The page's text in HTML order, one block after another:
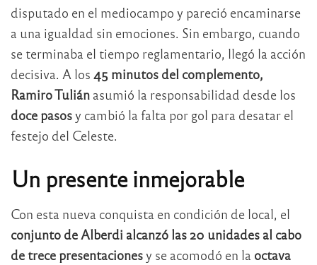
disputado en el mediocampo y pareció encaminarse
a una igualdad sin emociones. Sin embargo, cuando
se terminaba el tiempo reglamentario, llegó la acción
decisiva. A los 45 minutos del complemento,
Ramiro Tulián asumió la responsabilidad desde los
doce pasosy cambió la falta por gol para desatar el
festejo del Celeste.
Un presente inmejorable
Con esta nueva conquista en condición de local, el
conjunto de Alberdi alcanzó las 20 unidades al cabo
de trece presentacionesy se acomodó en la octava